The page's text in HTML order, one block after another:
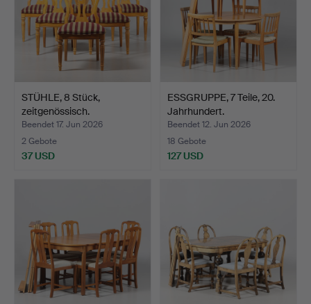
STÜHLE, 8 Stück,
zeitgenössisch.
Beendet 17. Jun 2026
2 Gebote
37 USD
ESSGRUPPE, 7 Teile, 20.
Jahrhundert.
Beendet 12. Jun 2026
18 Gebote
127 USD